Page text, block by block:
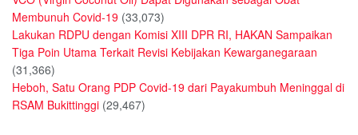
Membunuh Covid-19 (33,073)
Lakukan RDPU dengan Komisi XIII DPR RI, HAKAN Sampaikan
Tiga Poin Utama Terkait Revisi Kebijakan Kewarganegaraan
(31,366)
Heboh, Satu Orang PDP Covid-19 dari Payakumbuh Meninggal di
RSAM Bukittinggi (29,467)